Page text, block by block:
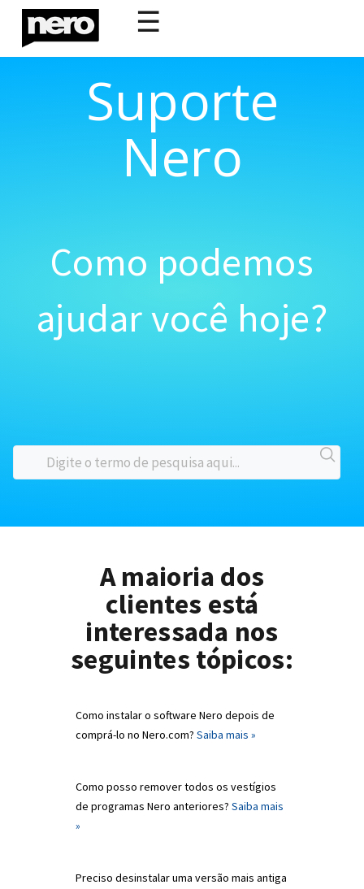
☰
Suporte
Nero
Como podemos
ajudar você hoje?
A maioria dos
clientes está
interessada nos
seguintes tópicos:
Como instalar o software Nero depois de
comprá-lo no Nero.com? Saiba mais »
Como posso remover todos os vestígios
de programas Nero anteriores? Saiba mais
»
Preciso desinstalar uma versão mais antiga